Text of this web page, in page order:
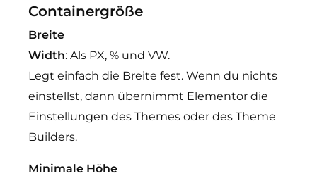
Containergröße
Breite
Width: Als PX, % und VW.
Legt einfach die Breite fest. Wenn du nichts
einstellst, dann übernimmt Elementor die
Einstellungen des Themes oder des Theme
Builders.
Minimale Höhe